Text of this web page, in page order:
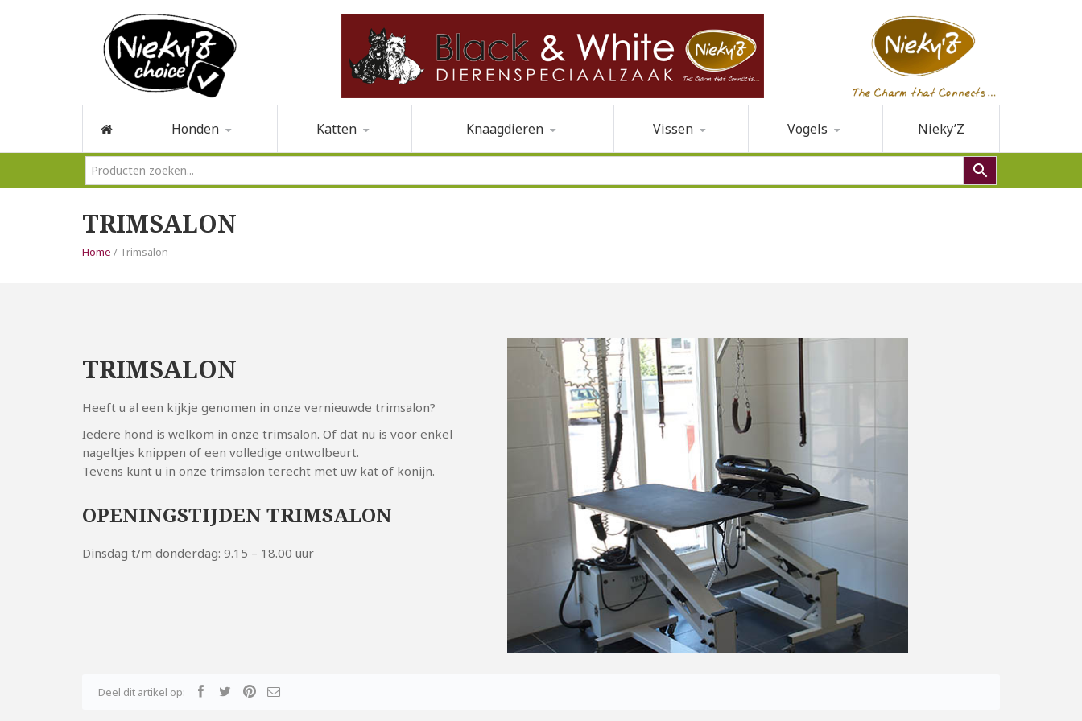
Honden Katten Knaagdieren Vissen Vogels Nieky’Z
TRIMSALON
Home / Trimsalon
TRIMSALON
Heeft u al een kijkje genomen in onze vernieuwde trimsalon?
Iedere hond is welkom in onze trimsalon. Of dat nu is voor enkel
nageltjes knippen of een volledige ontwolbeurt.
Tevens kunt u in onze trimsalon terecht met uw kat of konijn.
OPENINGSTIJDEN TRIMSALON
Dinsdag t/m donderdag: 9.15 – 18.00 uur
Deel dit artikel op: